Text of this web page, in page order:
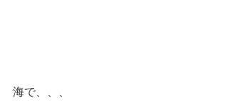
海で、、、